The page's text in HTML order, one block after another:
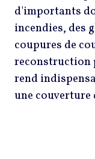
d'importants
incendies, des
coupures de
reconstruction
rend
une couverture